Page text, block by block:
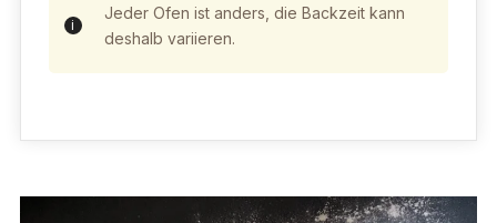
Jeder Ofen ist anders, die Backzeit kann
deshalb variieren.